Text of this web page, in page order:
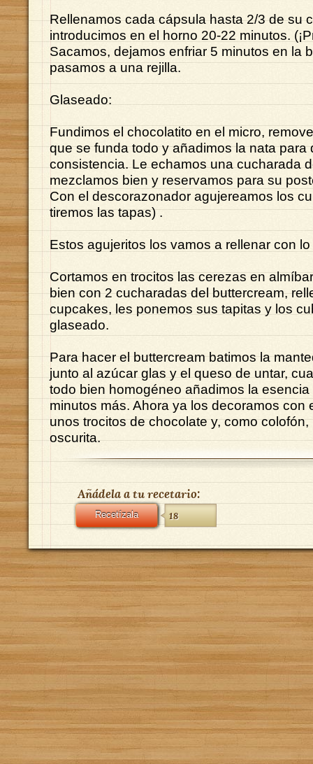
Rellenamos cada cápsula hasta 2/3 de su
introducimos en el horno 20-22 minutos.
Sacamos, dejamos enfriar 5 minutos en la
pasamos a una rejilla.
Glaseado:
Fundimos el chocolatito en el micro,
que se funda todo y añadimos la nata para
consistencia. Le echamos una cucharada
mezclamos bien y reservamos para su
Con el descorazonador agujereamos los
tiremos las tapas) .
Estos agujeritos los vamos a rellenar con
Cortamos en trocitos las cerezas en
bien con 2 cucharadas del buttercream,
cupcakes, les ponemos sus tapitas y los
glaseado.
Para hacer el buttercream batimos la
junto al azúcar glas y el queso de untar,
todo bien homogéneo añadimos la
minutos más. Ahora ya los decoramos con
unos trocitos de chocolate y, como
oscurita.
Añádela a tu recetario:
Recetízala 18